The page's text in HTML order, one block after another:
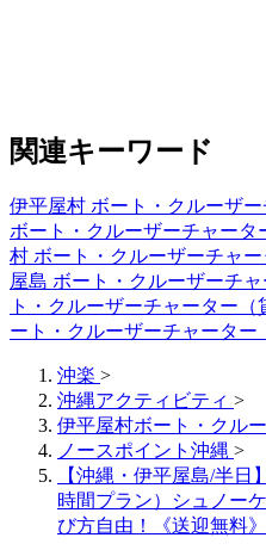
関連キーワード
伊平屋村 ボート・クルーザ
ボート・クルーザーチャータ
村 ボート・クルーザーチャ
屋島 ボート・クルーザーチ
ト・クルーザーチャーター
ート・クルーザーチャーター
沖楽 >
沖縄アクティビティ >
伊平屋村ボート・クル
ノースポイント沖縄 >
【沖縄・伊平屋島/半
時間プラン）シュノー
び方自由！《送迎無料